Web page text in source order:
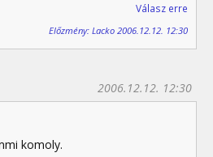
Válasz erre
Előzmény: Lacko 2006.12.12. 12:30
2006.12.12. 12:30
komoly.